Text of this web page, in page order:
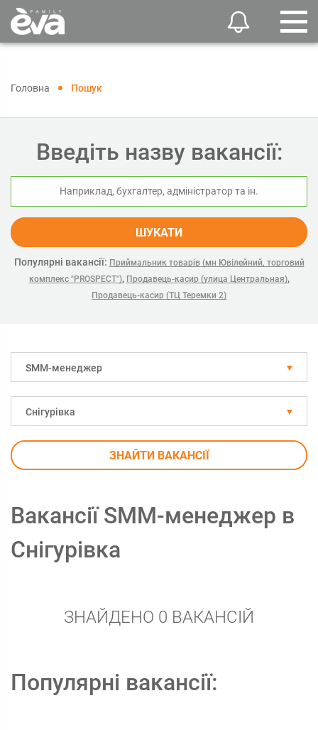
Головна Пошук
Введіть назву вакансії:
ШУКАТИ
Популярні вакансії: Приймальник товарів (мн Ювілейний, торговий
комплекс "PROSPECT"), Продавець-касир (улица Центральная),
Продавець-касир (ТЦ Теремки 2)
SMM-менеджер
Снігурівка
ЗНАЙТИ ВАКАНСІЇ
Вакансії SMM-менеджер в
Снігурівка
ЗНАЙДЕНО 0 ВАКАНСІЙ
Популярні вакансії: